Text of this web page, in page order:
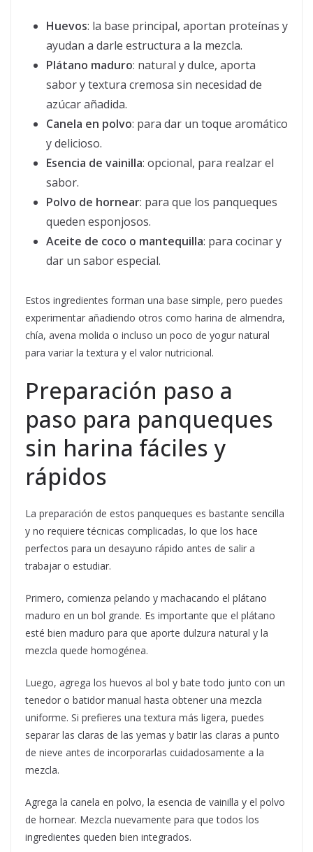
Huevos: la base principal, aportan proteínas y
ayudan a darle estructura a la mezcla.
Plátano maduro: natural y dulce, aporta
sabor y textura cremosa sin necesidad de
azúcar añadida.
Canela en polvo: para dar un toque aromático
y delicioso.
Esencia de vainilla: opcional, para realzar el
sabor.
Polvo de hornear: para que los panqueques
queden esponjosos.
Aceite de coco o mantequilla: para cocinar y
dar un sabor especial.
Estos ingredientes forman una base simple, pero puedes
experimentar añadiendo otros como harina de almendra,
chía, avena molida o incluso un poco de yogur natural
para variar la textura y el valor nutricional.
Preparación paso a
paso para panqueques
sin harina fáciles y
rápidos
La preparación de estos panqueques es bastante sencilla
y no requiere técnicas complicadas, lo que los hace
perfectos para un desayuno rápido antes de salir a
trabajar o estudiar.
Primero, comienza pelando y machacando el plátano
maduro en un bol grande. Es importante que el plátano
esté bien maduro para que aporte dulzura natural y la
mezcla quede homogénea.
Luego, agrega los huevos al bol y bate todo junto con un
tenedor o batidor manual hasta obtener una mezcla
uniforme. Si prefieres una textura más ligera, puedes
separar las claras de las yemas y batir las claras a punto
de nieve antes de incorporarlas cuidadosamente a la
mezcla.
Agrega la canela en polvo, la esencia de vainilla y el polvo
de hornear. Mezcla nuevamente para que todos los
ingredientes queden bien integrados.